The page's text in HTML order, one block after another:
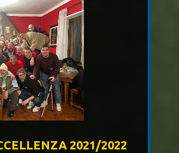
2021/2022